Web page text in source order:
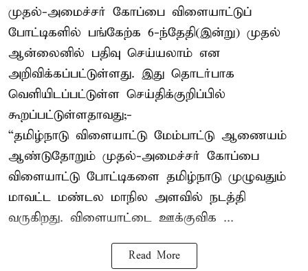
முதல்-அமைச்சர் கோப்பை விளையாட்டுப்
போட்டிகளில் பங்கேற்க 6-ந்தேதி(இன்று) முதல்
ஆன்லைனில் பதிவு செய்யலாம் என
அறிவிக்கப்பட்டுள்ளது. இது தொடர்பாக
வெளியிடப்பட்டுள்ள செய்திக்குறிப்பில்
கூறப்பட்டுள்ளதாவது;-
“தமிழ்நாடு விளையாட்டு மேம்பாட்டு ஆணையம்
ஆண்டுதோறும் முதல்-அமைச்சர் கோப்பை
விளையாட்டு போட்டிகளை தமிழ்நாடு முழுவதும்
மாவட்ட மண்டல மாநில அளவில் நடத்தி
வருகிறது. விளையாட்டை ஊக்குவிக ...
Read More